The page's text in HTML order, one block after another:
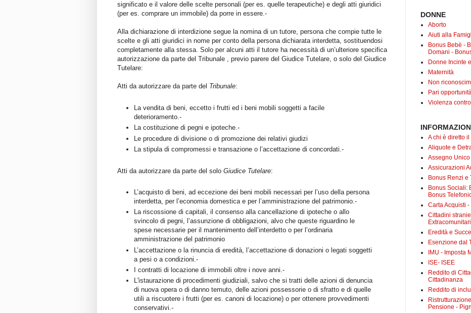
significato e il valore delle scelte personali (per es. quelle terapeutiche) e degli atti giuridici
(per es. comprare un immobile) da porre in essere.-
Alla dichiarazione di interdizione segue la nomina di un tutore, persona che compie tutte le
scelte e gli atti giuridici in nome per conto della persona dichiarata interdetta, sostituendosi
completamente alla stessa. Solo per alcuni atti il tutore ha necessità di un’ulteriore specifica
autorizzazione da parte del Tribunale , previo parere del Giudice Tutelare, o solo del Giudice
Tutelare:
Atti da autorizzare da parte del Tribunale:
La vendita di beni, eccetto i frutti ed i beni mobili soggetti a facile
deterioramento.-
La costituzione di pegni e ipoteche.-
Le procedure di divisione o di promozione dei relativi giudizi
La stipula di compromessi e transazione o l’accettazione di concordati.-
Atti da autorizzare da parte del solo Giudice Tutelare:
L’acquisto di beni, ad eccezione dei beni mobili necessari per l’uso della persona
interdetta, per l’economia domestica e per l’amministrazione del patrimonio.-
La riscossione di capitali, il consenso alla cancellazione di ipoteche o allo
svincolo di pegni, l’assunzione di obbligazioni, alvo che queste riguardino le
spese necessarie per il mantenimento dell’interdetto o per l’ordinaria
amministrazione del patrimonio
L’accettazione o la rinuncia di eredità, l’accettazione di donazioni o legati soggetti
a pesi o a condizioni.-
I contratti di locazione di immobili oltre i nove anni.-
L'istaurazione di procedimenti giudiziali, salvo che si tratti delle azioni di denuncia
di nuova opera o di danno temuto, delle azioni possessorie o di sfratto e di quelle
utili a riscuotere i frutti (per es. canoni di locazione) o per ottenere provvedimenti
conservativi.-
DONNE
Aborto
Aiuti alla
Bonus Bebè -
Domani -
Donne Incinte
Maternità
Non
Pari
Violenza
A chi è diretto il
Aliquote e
Assegno Unico
Assicurazioni
Bonus Renzi e
Bonus Sociali:
Bonus
Carta Acquisti
Cittadini
Eredità e
Esenzione dal
IMU - Imposta
ISE- ISEE
Reddito di
Cittadinanza
Reddito di
Pensione -